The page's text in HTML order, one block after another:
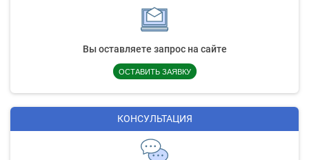
Вы оставляете запрос на сайте
ОСТАВИТЬ ЗАЯВКУ
КОНСУЛЬТАЦИЯ